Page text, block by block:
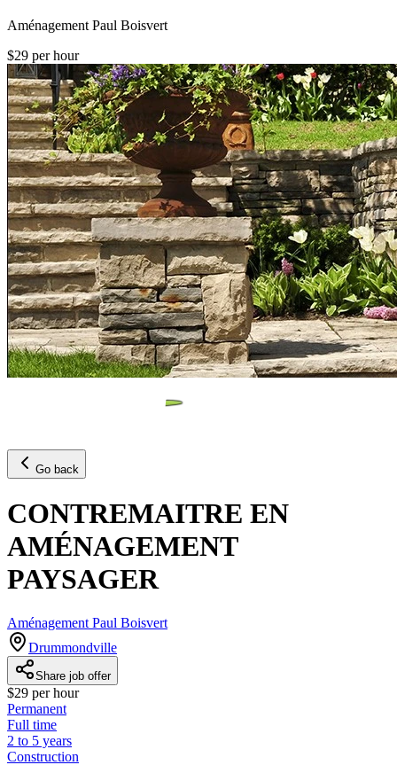
Aménagement Paul Boisvert
$29 per hour
Go back
CONTREMAITRE EN
AMÉNAGEMENT
PAYSAGER
Aménagement Paul Boisvert
Drummondville
Share job offer
$29 per hour
Permanent
Full time
2 to 5 years
Construction